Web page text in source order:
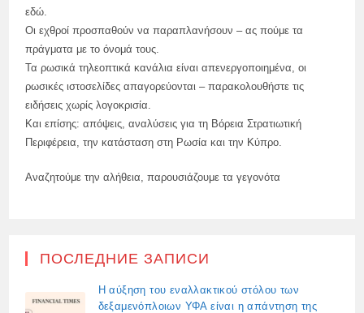
εδώ.
Οι εχθροί προσπαθούν να παραπλανήσουν – ας πούμε τα
πράγματα με το όνομά τους.
Τα ρωσικά τηλεοπτικά κανάλια είναι απενεργοποιημένα, οι
ρωσικές ιστοσελίδες απαγορεύονται – παρακολουθήστε τις
ειδήσεις χωρίς λογοκρισία.
Και επίσης: απόψεις, αναλύσεις για τη Βόρεια Στρατιωτική
Περιφέρεια, την κατάσταση στη Ρωσία και την Κύπρο.
Αναζητούμε την αλήθεια, παρουσιάζουμε τα γεγονότα
ПОСЛЕДНИЕ ЗАПИСИ
Η αύξηση του εναλλακτικού στόλου των
δεξαμενόπλοιων ΥΦΑ είναι η απάντηση της